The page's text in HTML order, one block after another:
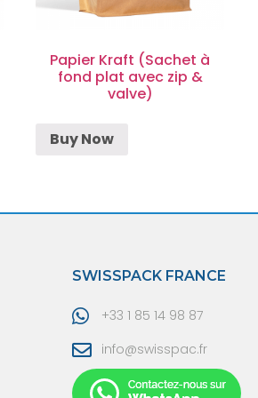
Papier Kraft (Sachet à
fond plat avec zip &
valve)
Buy Now
SWISSPACK FRANCE
+33 1 85 14 98 87
info@swisspac.fr